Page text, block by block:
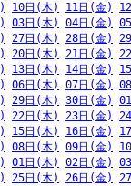
10日(木) 11日(金)
03日(木) 04日(金)
27日(木) 28日(金)
20日(木) 21日(金)
13日(木) 14日(金)
06日(木) 07日(金)
29日(木) 30日(金)
22日(木) 23日(金)
15日(木) 16日(金)
08日(木) 09日(金)
01日(木) 02日(金)
25日(木) 26日(金)